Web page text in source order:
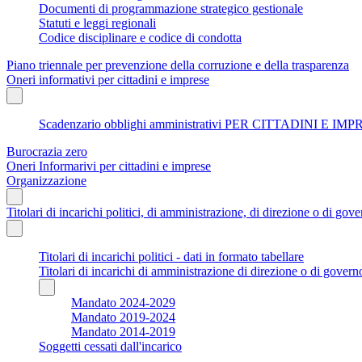
Documenti di programmazione strategico gestionale
Statuti e leggi regionali
Codice disciplinare e codice di condotta
Piano triennale per prevenzione della corruzione e della trasparenza
Oneri informativi per cittadini e imprese
Scadenzario obblighi amministrativi PER CITTADINI E
Burocrazia zero
Oneri Informarivi per cittadini e imprese
Organizzazione
Titolari di incarichi politici, di amministrazione, di direzione o di
Titolari di incarichi politici - dati in formato tabellare
Titolari di incarichi di amministrazione di direzione o di
Mandato 2024-2029
Mandato 2019-2024
Mandato 2014-2019
Soggetti cessati dall'incarico